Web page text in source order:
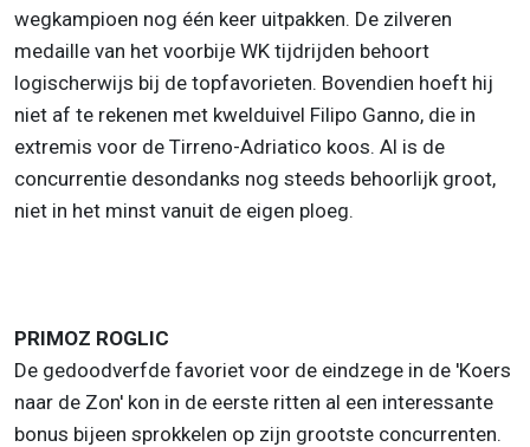
wegkampioen nog één keer uitpakken. De zilveren
medaille van het voorbije WK tijdrijden behoort
logischerwijs bij de topfavorieten. Bovendien hoeft hij
niet af te rekenen met kwelduivel Filipo Ganno, die in
extremis voor de Tirreno-Adriatico koos. Al is de
concurrentie desondanks nog steeds behoorlijk groot,
niet in het minst vanuit de eigen ploeg.
PRIMOZ ROGLIC
De gedoodverfde favoriet voor de eindzege in de 'Koers
naar de Zon' kon in de eerste ritten al een interessante
bonus bijeen sprokkelen op zijn grootste concurrenten.